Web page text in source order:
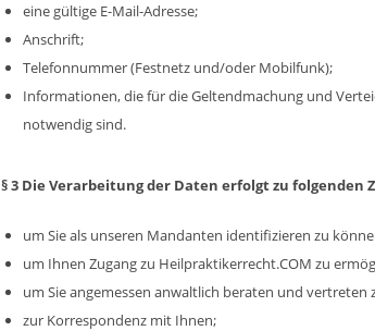
eine gültige E-Mail-Adresse;
Anschrift;
Telefonnummer (Festnetz und/oder Mobilfunk);
Informationen, die für die Geltendmachung und
notwendig sind.
§ 3 Die Verarbeitung der Daten erfolgt zu folgenden
um Sie als unseren Mandanten identifizieren zu
um Ihnen Zugang zu Heilpraktikerrecht.COM zu
um Sie angemessen anwaltlich beraten und vertreten
zur Korrespondenz mit Ihnen;